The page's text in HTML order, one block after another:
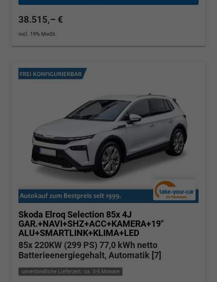
38.515,– €
incl. 19% MwSt.
Skoda Elroq Selection 85x 4J
GAR.+NAVI+SHZ+ACC+KAMERA+19"
ALU+SMARTLINK+KLIMA+LED
85x 220KW (299 PS) 77,0 kWh netto
Batterieenergiegehalt, Automatik [7]
unverbindliche Lieferzeit: ca. 3-5 Monate